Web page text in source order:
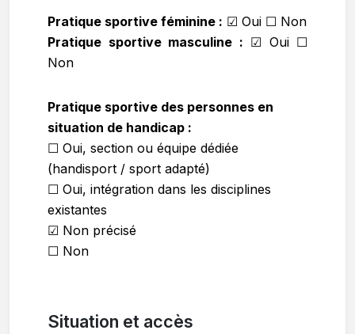
Pratique sportive féminine : ☑ Oui ☐ Non
Pratique sportive masculine : ☑ Oui ☐
Non
Pratique sportive des personnes en
situation de handicap :
☐ Oui, section ou équipe dédiée
(handisport / sport adapté)
☐ Oui, intégration dans les disciplines
existantes
☑ Non précisé
☐ Non
Situation et accès